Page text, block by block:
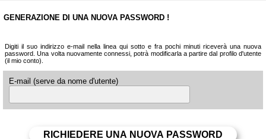
GENERAZIONE DI UNA NUOVA PASSWORD !
Digiti il suo indirizzo e-mail nella linea qui sotto e fra pochi minuti riceverà una nuova
password. Una volta nuovamente connessi, potrà modificarla a partire dal profilo d'utente
(il mio conto).
E-mail (serve da nome d'utente)